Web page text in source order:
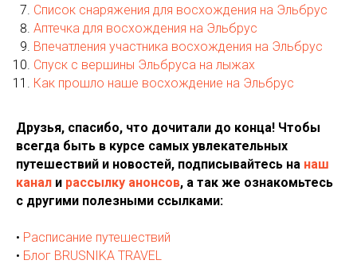
Список снаряжения для восхождения на Эльбрус
Аптечка для восхождения на Эльбрус
Впечатления участника восхождения на Эльбрус
Спуск с вершины Эльбруса на лыжах
Как прошло наше восхождение на Эльбрус
Друзья, спасибо, что дочитали до конца! Чтобы
всегда быть в курсе самых увлекательных
путешествий и новостей, подписывайтесь на наш
канал и рассылку анонсов, а так же ознакомьтесь
с другими полезными ссылками:
• Расписание путешествий
• Блог BRUSNIKA TRAVEL